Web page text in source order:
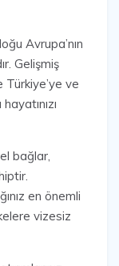
Avrupa’nın
Gelişmiş
ve
bağlar,
en önemli
vizesiz